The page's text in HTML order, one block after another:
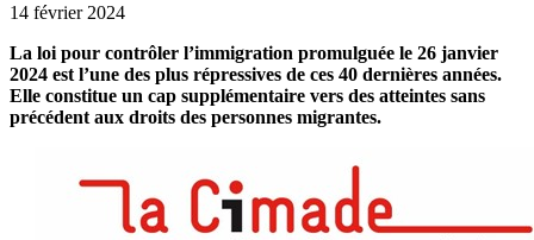
14 février 2024
La loi pour contrôler l’immigration promulguée le 26 janvier
2024 est l’une des plus répressives de ces 40 dernières années.
Elle constitue un cap supplémentaire vers des atteintes sans
précédent aux droits des personnes migrantes.